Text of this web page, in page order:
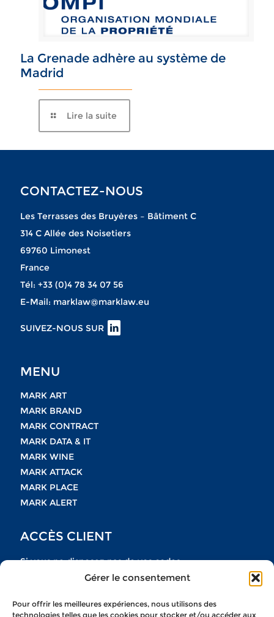
Gérer le consentement
Pour offrir les meilleures expériences, nous utilisons des
technologies telles que les cookies pour stocker et/ou accéder aux
La Grenade adhère au système de
Madrid
Lire la suite
CONTACTEZ-NOUS
Les Terrasses des Bruyères – Bâtiment C
314 C Allée des Noisetiers
69760 Limonest
France
Tél: +33 (0)4 78 34 07 56
E-Mail: marklaw@marklaw.eu
SUIVEZ-NOUS SUR
MENU
MARK ART
MARK BRAND
MARK CONTRACT
MARK DATA & IT
MARK WINE
MARK ATTACK
MARK PLACE
MARK ALERT
ACCÈS CLIENT
Si vous ne disposez pas de vos codes
n’hésitez pas à nous contacter
NOUS CONTACTER